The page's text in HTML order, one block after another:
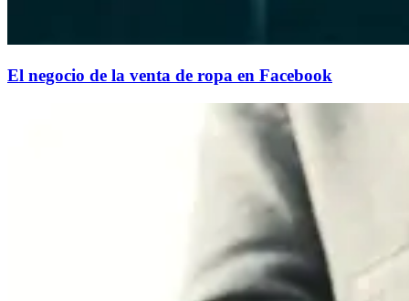
El negocio de la venta de ropa en Facebook